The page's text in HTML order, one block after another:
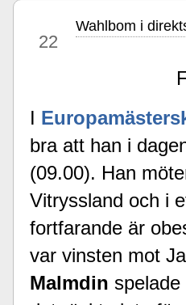
22
Wahlbom i
I
bra att han i
(09.00). Han
Vitryssland och i
fortfarande är
var vinsten mot
Malmdin